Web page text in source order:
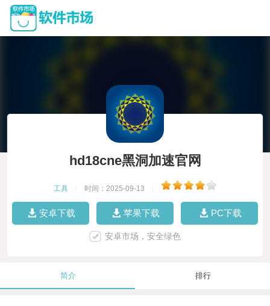
hd18cne黑洞加速官网
工具 时间：2025-09-13
安卓下载 苹果下载 PC下载
安卓市场，安全绿色
简介 排行